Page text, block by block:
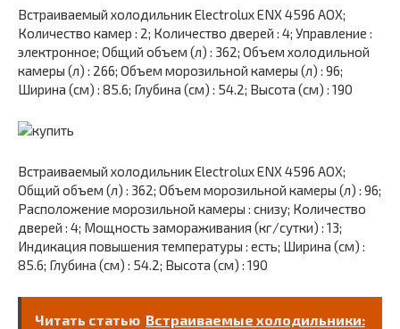
Встраиваемый холодильник Electrolux ENX 4596 AOX;
Количество камер : 2; Количество дверей : 4; Управление :
электронное; Общий объем (л) : 362; Объем холодильной
камеры (л) : 266; Объем морозильной камеры (л) : 96;
Ширина (см) : 85.6; Глубина (см) : 54.2; Высота (см) : 190
Встраиваемый холодильник Electrolux ENX 4596 AOX;
Общий объем (л) : 362; Объем морозильной камеры (л) : 96;
Расположение морозильной камеры : снизу; Количество
дверей : 4; Мощность замораживания (кг/cутки) : 13;
Индикация повышения температуры : есть; Ширина (см) :
85.6; Глубина (см) : 54.2; Высота (см) : 190
Читать статью Встраиваемые холодильники: